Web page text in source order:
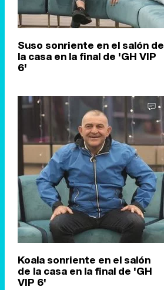
Suso sonriente en el salón de
la casa en la final de 'GH VIP
6'
Koala sonriente en el salón
de la casa en la final de 'GH
VIP 6'